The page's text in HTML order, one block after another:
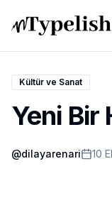
Dünya
Film ve Dizi
Kültür ve Sanat
Yeni Bir
@dilayarenari 10